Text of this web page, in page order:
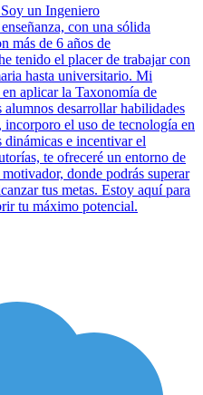
un Ingeniero
con una sólida
más de 6 años de
tenido el placer de trabajar con
hasta universitario. Mi
aplicar la Taxonomía de
desarrollar habilidades
el uso de tecnología en
dinámicas e incentivar el
te ofreceré un entorno de
donde podrás superar
tus metas. Estoy aquí para
tu máximo potencial.